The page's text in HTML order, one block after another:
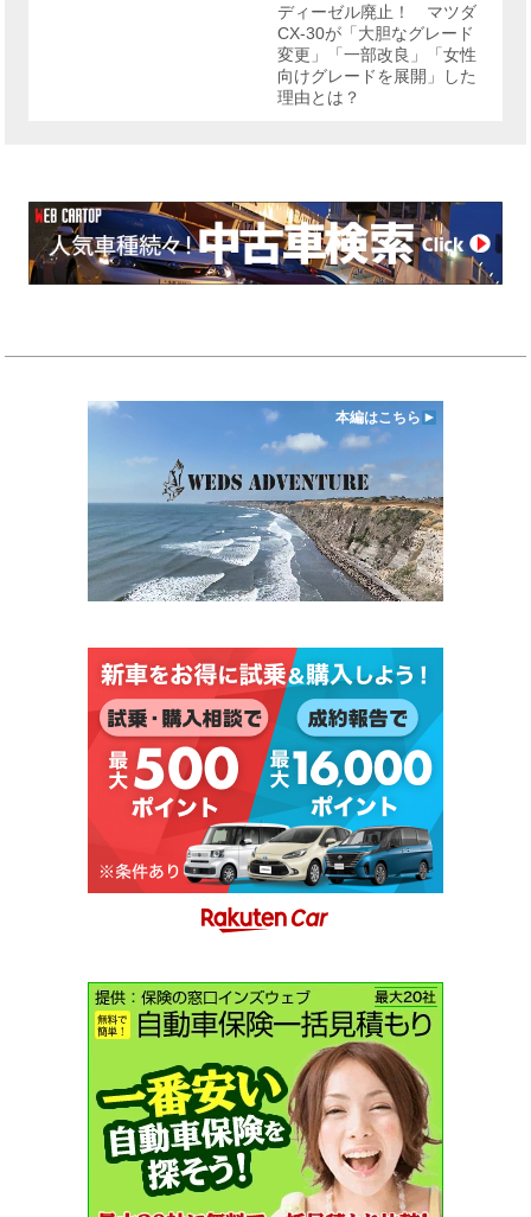
ディーゼル廃止！ マツダ
CX-30が「大胆なグレード
変更」「一部改良」「女性
向けグレードを展開」した
理由とは？
本編はこちら